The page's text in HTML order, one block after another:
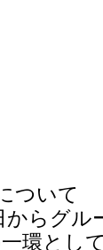
ついて
らグル
環とし